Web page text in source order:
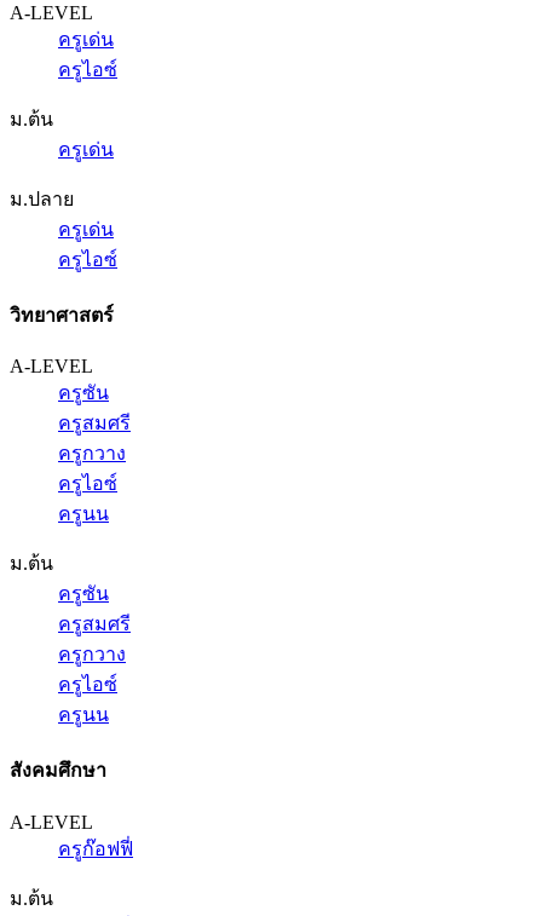
A-LEVEL
ครูเด่น
ครูไอซ์
ม.ต้น
ครูเด่น
ม.ปลาย
ครูเด่น
ครูไอซ์
วิทยาศาสตร์
A-LEVEL
ครูซัน
ครูสมศรี
ครูกวาง
ครูไอซ์
ครูนน
ม.ต้น
ครูซัน
ครูสมศรี
ครูกวาง
ครูไอซ์
ครูนน
สังคมศึกษา
A-LEVEL
ครูก๊อฟฟี่
ม.ต้น